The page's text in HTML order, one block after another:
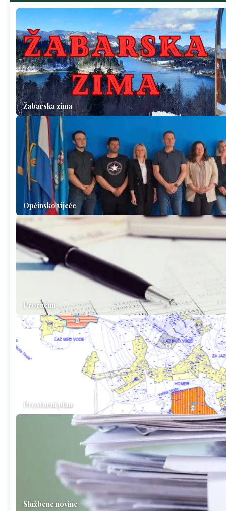
Žabarska zima
Općinsko vijeće
Proračun
Prostorni plan
Službene novine